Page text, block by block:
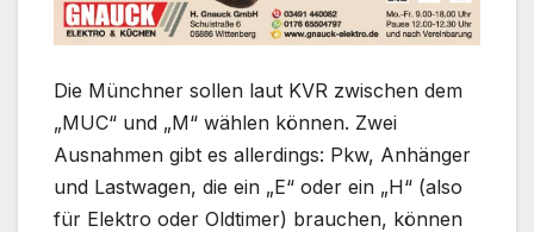
Die Münchner sollen laut KVR zwischen dem
„MUC“ und „M“ wählen können. Zwei
Ausnahmen gibt es allerdings: Pkw, Anhänger
und Lastwagen, die ein „E“ oder ein „H“ (also
für Elektro oder Oldtimer) brauchen, können